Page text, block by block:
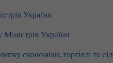
України
України
економіки, торгівлі та